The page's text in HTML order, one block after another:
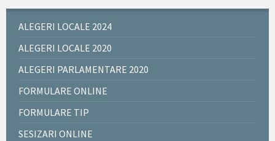
ALEGERI LOCALE 2024
ALEGERI LOCALE 2020
ALEGERI PARLAMENTARE 2020
FORMULARE ONLINE
FORMULARE TIP
SESIZARI ONLINE